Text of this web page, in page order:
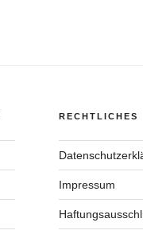
RECHTLICHES
Impressum